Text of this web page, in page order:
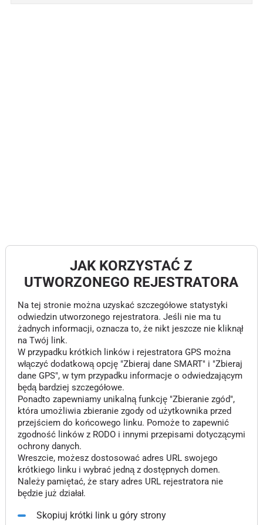
JAK KORZYSTAĆ Z
UTWORZONEGO REJESTRATORA
Na tej stronie można uzyskać szczegółowe statystyki
odwiedzin utworzonego rejestratora. Jeśli nie ma tu
żadnych informacji, oznacza to, że nikt jeszcze nie kliknął
na Twój link.
W przypadku krótkich linków i rejestratora GPS można
włączyć dodatkową opcję "Zbieraj dane SMART" i "Zbieraj
dane GPS", w tym przypadku informacje o odwiedzającym
będą bardziej szczegółowe.
Ponadto zapewniamy unikalną funkcję "Zbieranie zgód",
która umożliwia zbieranie zgody od użytkownika przed
przejściem do końcowego linku. Pomoże to zapewnić
zgodność linków z RODO i innymi przepisami dotyczącymi
ochrony danych.
Wreszcie, możesz dostosować adres URL swojego
krótkiego linku i wybrać jedną z dostępnych domen.
Należy pamiętać, że stary adres URL rejestratora nie
będzie już działał.
Skopiuj krótki link u góry strony